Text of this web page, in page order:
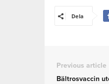
Dela
Previous article
Bältrosvaccin